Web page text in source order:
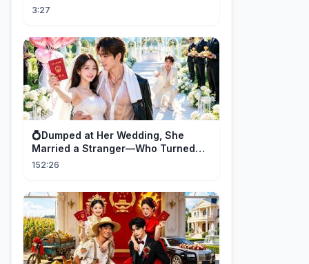
Fallon
3:27
💍Dumped at Her Wedding, She
Married a Stranger—Who Turned
Out to Be a Billionaire CEO💖#drama
152:26